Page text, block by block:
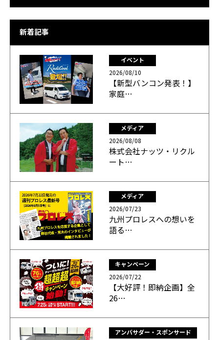
新着記事
イベント
2026/08/10
【新型バンコン発表！】
家庭…
メディア
2026/08/08
株式会社ナッツ・リクル
ート…
メディア
2026/07/23
九州プロレスへの想いを
語る…
キャンペーン
2026/07/22
【大好評！即納企画】全
26…
アンバサダー・スポンサード